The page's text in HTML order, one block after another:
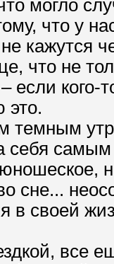
могло
что у
кажутся
что не
если кого-
это.
темным
себя
сне...
в своей
все